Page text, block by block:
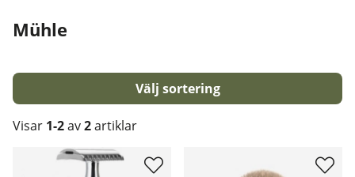
Mühle
Sortera
Visar 1-2av2artiklar
Produkter